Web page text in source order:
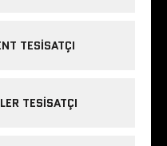
TESISATÇI
TESISATÇI